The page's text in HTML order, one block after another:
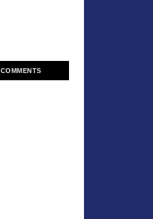
COMMENTS